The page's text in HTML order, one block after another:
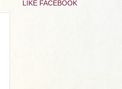
LIKE FACEBOOK